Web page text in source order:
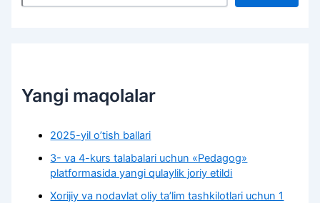
Yangi maqolalar
2025-yil o’tish ballari
3- va 4-kurs talabalari uchun «Pedagog»
platformasida yangi qulaylik joriy etildi
Xorijiy va nodavlat oliy taʼlim tashkilotlari uchun 1